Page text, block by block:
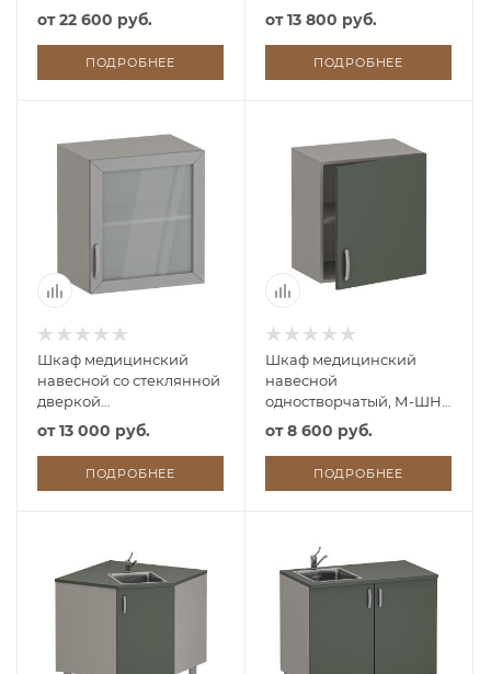
М-ШНс-80 (УЛДСП)
от22 600 руб.
ПОДРОБНЕЕ
от13 800 руб.
ПОДРОБНЕЕ
Шкаф медицинский
навесной со стеклянной
дверкой
одностворчатый, М-ШНс
от13 000 руб.
ПОДРОБНЕЕ
Шкаф медицинский
навесной
одностворчатый, М-ШН
(УЛДСП)
от8 600 руб.
ПОДРОБНЕЕ